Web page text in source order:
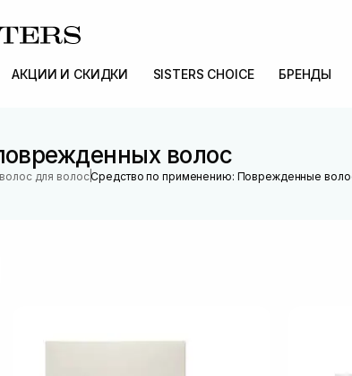
АКЦИИ И СКИДКИ SISTERS CHOICE БРЕНДЫ
волос
для волос|Средство по применению: Поврежденные